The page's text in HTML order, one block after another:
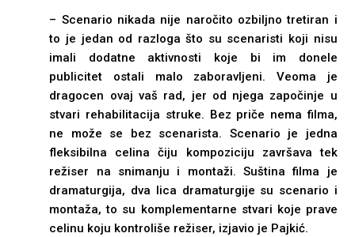
– Scenario nikada nije naročito ozbiljno tretiran i
to je jedan od razloga što su scenaristi koji nisu
imali dodatne aktivnosti koje bi im donele
publicitet ostali malo zaboravljeni. Veoma je
dragocen ovaj vaš rad, jer od njega započinje u
stvari rehabilitacija struke. Bez priče nema filma,
ne može se bez scenarista. Scenario je jedna
fleksibilna celina čiju kompoziciju završava tek
režiser na snimanju i montaži. Suština filma je
dramaturgija, dva lica dramaturgije su scenario i
montaža, to su komplementarne stvari koje prave
celinu koju kontroliše režiser, izjavio je Pajkić.